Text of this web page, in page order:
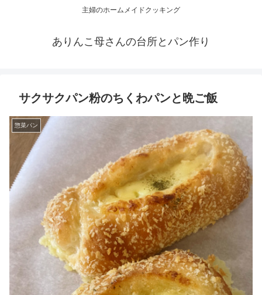
主婦のホームメイドクッキング
ありんこ母さんの台所とパン作り
サクサクパン粉のちくわパンと晩ご飯
惣菜パン